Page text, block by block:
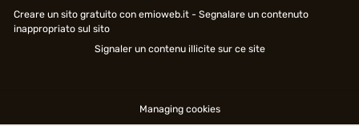
Creare un sito gratuito con emioweb.it - Segnalare un contenuto
inappropriato sul sito
Signaler un contenu illicite sur ce site
Managing cookies